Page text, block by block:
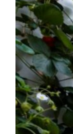
och en
Oavsett om
utmaningen
med vänner,
sticker ut.
Säkra din
spektakulära